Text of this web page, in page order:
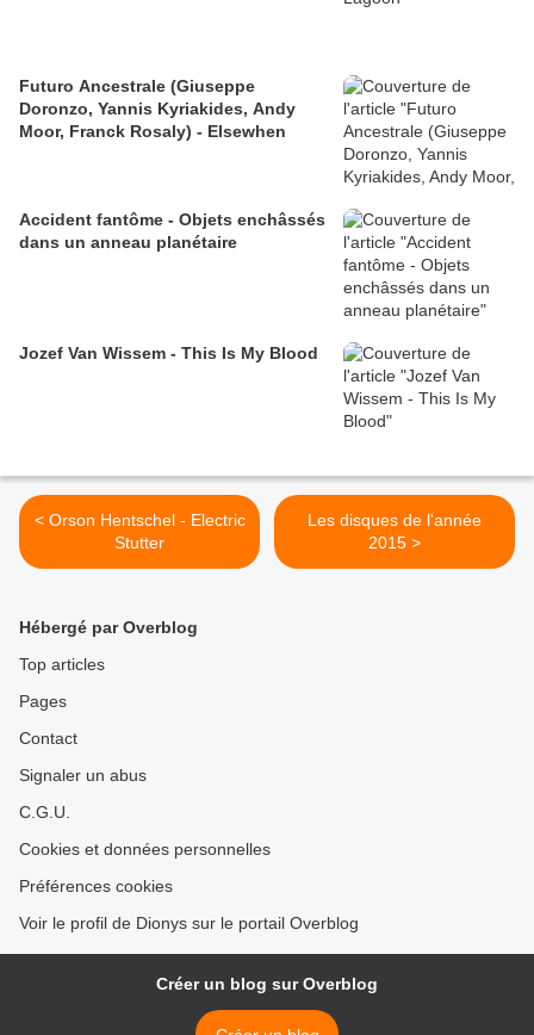
Futuro Ancestrale (Giuseppe
Doronzo, Yannis Kyriakides, Andy
Moor, Franck Rosaly) - Elsewhen
Accident fantôme - Objets enchâssés
dans un anneau planétaire
Jozef Van Wissem - This Is My Blood
< Orson Hentschel - Electric
Stutter
Les disques de l'année
2015 >
Hébergé par Overblog
Top articles
Pages
Contact
Signaler un abus
C.G.U.
Cookies et données personnelles
Préférences cookies
Voir le profil de Dionys sur le portail Overblog
Créer un blog sur Overblog